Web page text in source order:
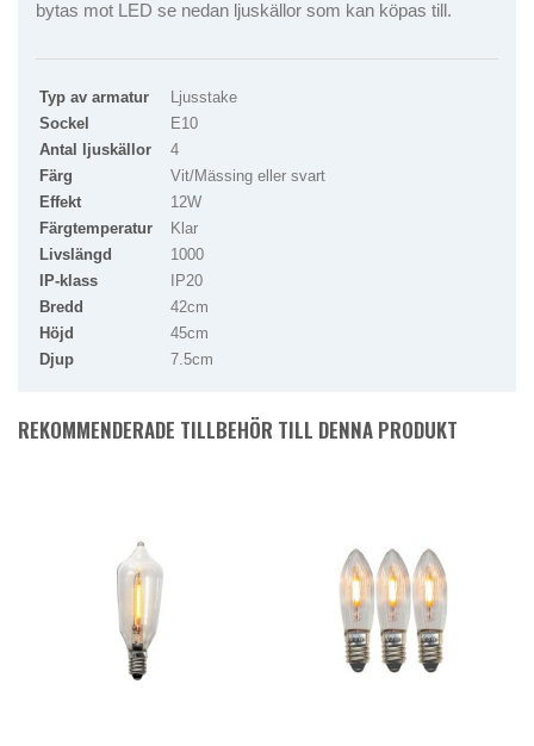
bytas mot LED se nedan ljuskällor som kan köpas till.
Typ av armatur
Ljusstake
Sockel
E10
Antal ljuskällor
4
Färg
Vit/Mässing eller svart
Effekt
12W
Färgtemperatur
Klar
Livslängd
1000
IP-klass
IP20
Bredd
42cm
Höjd
45cm
Djup
7.5cm
REKOMMENDERADE TILLBEHÖR TILL DENNA PRODUKT